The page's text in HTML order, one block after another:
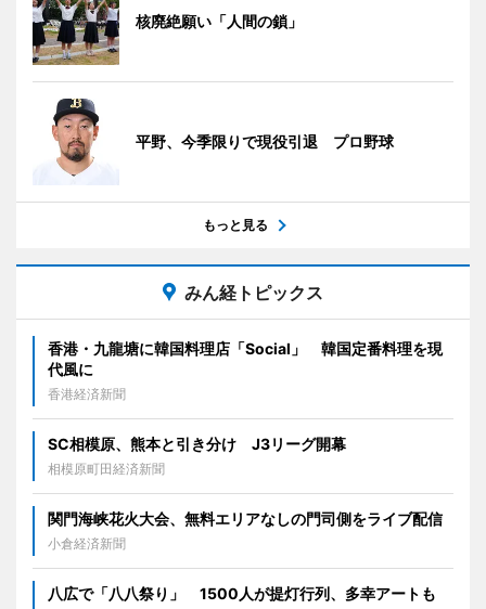
核廃絶願い「人間の鎖」
平野、今季限りで現役引退 プロ野球
もっと見る
みん経トピックス
香港・九龍塘に韓国料理店「Social」 韓国定番料理を現
代風に
香港経済新聞
SC相模原、熊本と引き分け J3リーグ開幕
相模原町田経済新聞
関門海峡花火大会、無料エリアなしの門司側をライブ配信
小倉経済新聞
八広で「八八祭り」 1500人が提灯行列、多幸アートも